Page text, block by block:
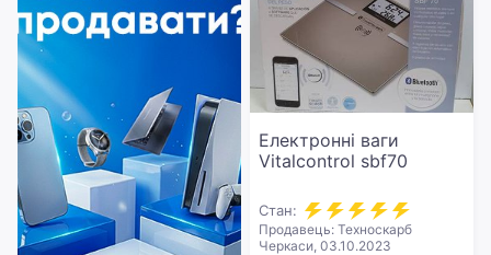
Електронні ваги
Vitalcontrol sbf70
Стан:
Продавець: Техноскарб
Черкаси, 03.10.2023